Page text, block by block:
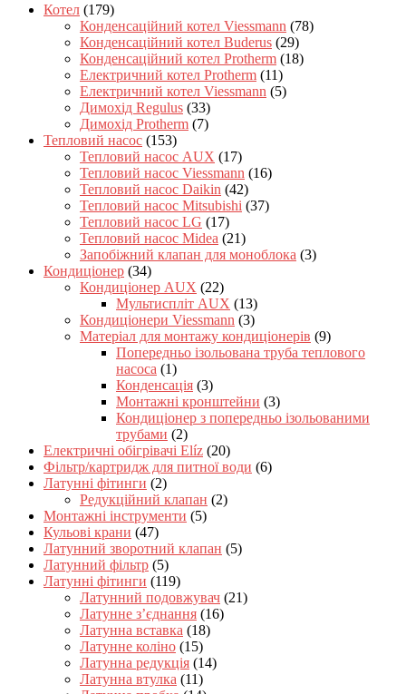
Котел (179)
Конденсаційний котел Viessmann (78)
Конденсаційний котел Buderus (29)
Конденсаційний котел Protherm (18)
Електричний котел Protherm (11)
Електричний котел Viessmann (5)
Димохід Regulus (33)
Димохід Protherm (7)
Тепловий насос (153)
Тепловий насос AUX (17)
Тепловий насос Viessmann (16)
Тепловий насос Daikin (42)
Тепловий насос Mitsubishi (37)
Тепловий насос LG (17)
Тепловий насос Midea (21)
Запобіжний клапан для моноблока (3)
Кондиціонер (34)
Кондиціонер AUX (22)
Мультиспліт AUX (13)
Кондиціонери Viessmann (3)
Матеріал для монтажу кондиціонерів (9)
Попередньо ізольована труба теплового
насоса (1)
Конденсація (3)
Монтажні кронштейни (3)
Кондиціонер з попередньо ізольованими
трубами (2)
Електричні обігрівачі Elíz (20)
Фільтр/картридж для питної води (6)
Латунні фітинги (2)
Редукційний клапан (2)
Монтажні інструменти (5)
Кульові крани (47)
Латунний зворотний клапан (5)
Латунний фільтр (5)
Латунні фітинги (119)
Латунний подовжувач (21)
Латунне з’єднання (16)
Латунна вставка (18)
Латунне коліно (15)
Латунна редукція (14)
Латунна втулка (11)